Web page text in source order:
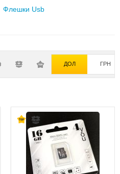
Флешки Usb
ДОЛ ГРН